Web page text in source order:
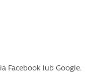
Facebook lub Google.